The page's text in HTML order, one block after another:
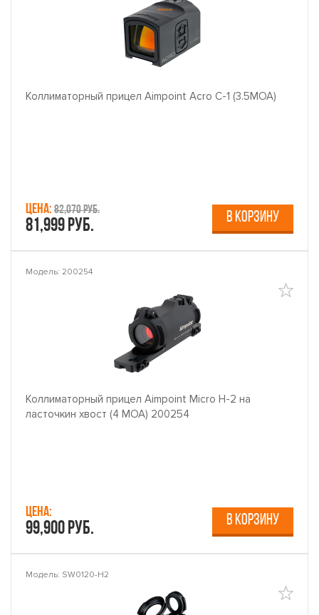
Коллиматорный прицел Aimpoint Acro C-1 (3.5МОА)
Цена: 82,070 руб.
81,999 руб. В КОРЗИНУ
Модель: 200254
Коллиматорный прицел Aimpoint Micro H-2 на
ласточкин хвост (4 МОА) 200254
Цена:
99,900 руб. В КОРЗИНУ
Модель: SW0120-H2